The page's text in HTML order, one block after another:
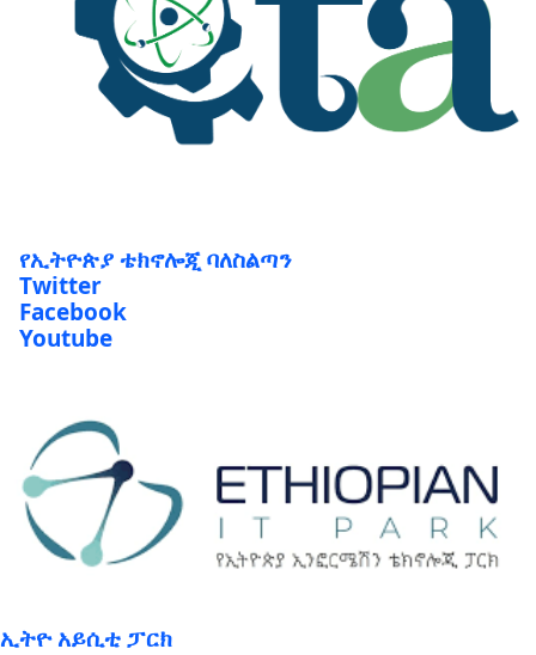
Twitter
Facebook
Youtube